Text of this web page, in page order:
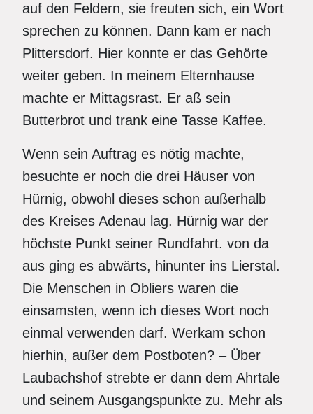
auf den Feldern, sie freuten sich, ein Wort
sprechen zu können. Dann kam er nach
Plittersdorf. Hier konnte er das Gehörte
weiter geben. In meinem Elternhause
machte er Mittagsrast. Er aß sein
Butterbrot und trank eine Tasse Kaffee.
Wenn sein Auftrag es nötig machte,
besuchte er noch die drei Häuser von
Hürnig, obwohl dieses schon außerhalb
des Kreises Adenau lag. Hürnig war der
höchste Punkt seiner Rundfahrt. von da
aus ging es abwärts, hinunter ins Lierstal.
Die Menschen in Obliers waren die
einsamsten, wenn ich dieses Wort noch
einmal verwenden darf. Werkam schon
hierhin, außer dem Postboten? – Über
Laubachshof strebte er dann dem Ahrtale
und seinem Ausgangspunkte zu. Mehr als